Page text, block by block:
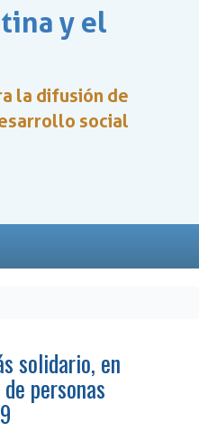
y el
la difusión de
social
solidario, en
personas